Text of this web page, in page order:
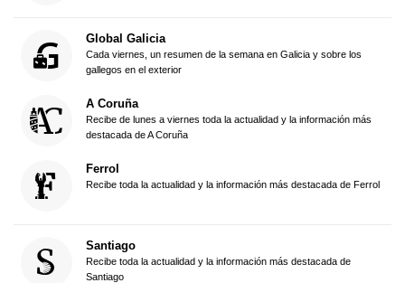
Global Galicia
Cada viernes, un resumen de la semana en Galicia y sobre los
gallegos en el exterior
A Coruña
Recibe de lunes a viernes toda la actualidad y la información más
destacada de A Coruña
Ferrol
Recibe toda la actualidad y la información más destacada de Ferrol
Santiago
Recibe toda la actualidad y la información más destacada de
Santiago